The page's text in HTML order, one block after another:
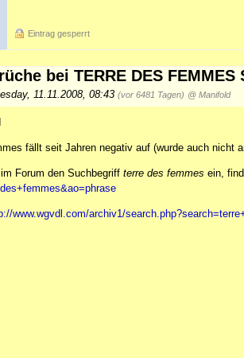
Eintrag gesperrt
bei TERRE DES FEMMES
11.11.2008, 08:43 (vor 6481 Tagen) @ Manifold
fällt seit Jahren negativ auf (wurde auch nicht
Forum den Suchbegriff terre des femmes ein,
www.wgvdl.com/archiv1/